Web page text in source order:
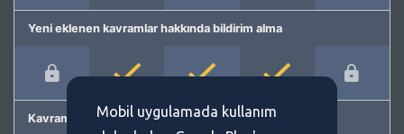
Yeni eklenen kavramlar hakkında bildirim alma
Kavram önermeMobil uygulamada kullanım